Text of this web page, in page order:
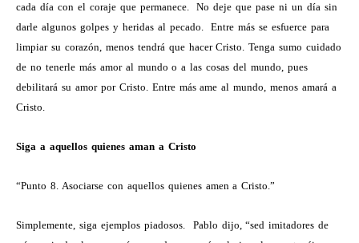
cada día con el coraje que permanece.
No deje que pase ni un día sin
darle algunos golpes y heridas al pecado.
Entre más se esfuerce para
limpiar su corazón, menos tendrá que hacer Cristo. Tenga sumo cuidado
de no tenerle más amor al mundo o a las cosas del mundo, pues
debilitará su amor por Cristo. Entre más ame al mundo, menos amará a
Cristo.
Siga a aquellos quienes aman a Cristo
“Punto 8. Asociarse con aquellos quienes amen a Cristo.”
Simplemente, siga ejemplos piadosos.
Pablo dijo, “sed imitadores de